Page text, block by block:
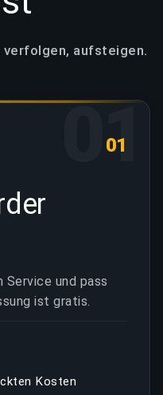
verfolgen, aufsteigen.
01
01
Service und pass
ist gratis.
Kosten